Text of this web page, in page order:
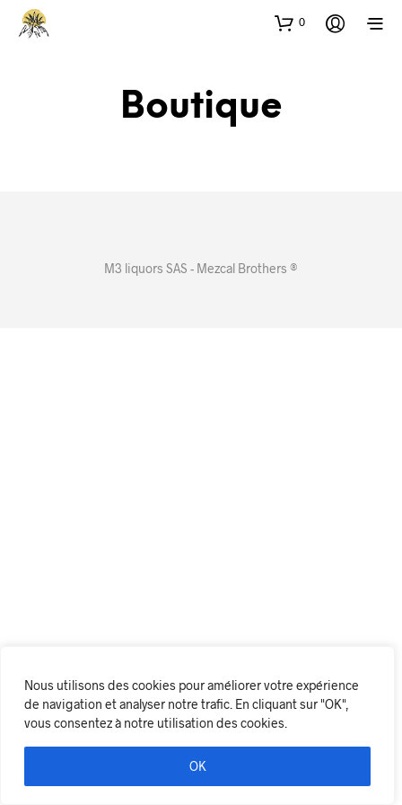
Nous utilisons des cookies pour améliorer votre expérience
de navigation et analyser notre trafic. En cliquant sur "OK",
vous consentez à notre utilisation des cookies.
OK
0
Boutique
M3 liquors SAS - Mezcal Brothers ®